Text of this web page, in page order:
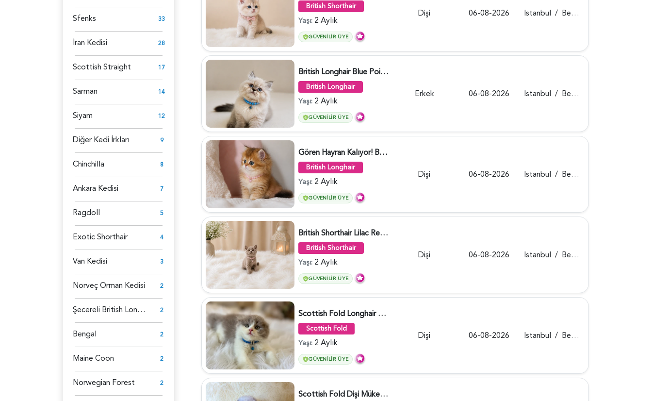
Sfenks 33
İran Kedisi 28
Scottish Straight 17
Sarman 14
Siyam 12
Diğer Kedi İrkları 9
Chinchilla 8
Ankara Kedisi 7
Ragdoll 5
Exotic Shorthair 4
Van Kedisi 3
Norveç Orman Kedisi 2
Şecereli British Longhair 2
Bengal 2
Maine Coon 2
Norwegian Forest 2
British Shorthair
Yaşı: 2 Aylık
GÜVENILIR ÜYE
Dişi 06-08-2026 Istanbul / Beykoz
British Longhair Blue Point Erkek Pofuduk Yavrumuz - 6348
British Longhair
Yaşı: 2 Aylık
GÜVENILIR ÜYE
Erkek 06-08-2026 Istanbul / Beykoz
Gören Hayran Kalıyor! British Longhair Golden Dişi - 6345
British Longhair
Yaşı: 2 Aylık
GÜVENILIR ÜYE
Dişi 06-08-2026 Istanbul / Beykoz
British Shorthair Lilac Renk Dişi Yavrumuz - 4646
British Shorthair
Yaşı: 2 Aylık
GÜVENILIR ÜYE
Dişi 06-08-2026 Istanbul / Beykoz
Scottish Fold Longhair Lilac Bi Color 2 Aylık - 5908
Scottish Fold
Yaşı: 2 Aylık
GÜVENILIR ÜYE
Dişi 06-08-2026 Istanbul / Beykoz
Scottish Fold Dişi Mükemmel Yavrumuz - 5909